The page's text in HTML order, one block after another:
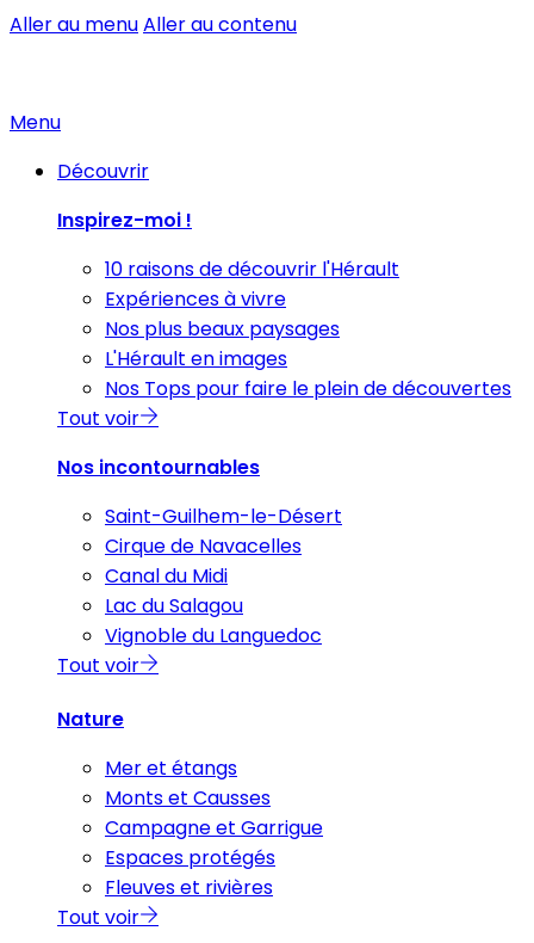
Aller au menuAller au contenu
Menu
Découvrir
Inspirez-moi !
10 raisons de découvrir l'Hérault
Expériences à vivre
Nos plus beaux paysages
L'Hérault en images
Nos Tops pour faire le plein de découvertes
Tout voir
Nos incontournables
Saint-Guilhem-le-Désert
Cirque de Navacelles
Canal du Midi
Lac du Salagou
Vignoble du Languedoc
Tout voir
Nature
Mer et étangs
Monts et Causses
Campagne et Garrigue
Espaces protégés
Fleuves et rivières
Tout voir